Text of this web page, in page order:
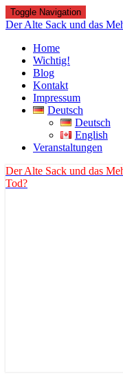
Toggle Navigation
Der Alte Sack und das
Home
Wichtig!
Blog
Kontakt
Impressum
Deutsch
Deutsch
English
Veranstaltungen
Der Alte Sack und das
Tod?